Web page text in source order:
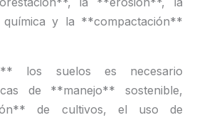
y la **compactación**
los suelos es necesario
de **manejo** sostenible,
de cultivos, el uso de